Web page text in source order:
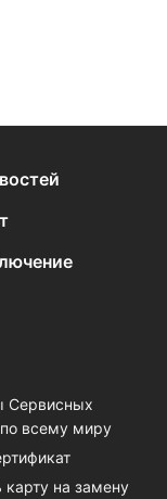
Сервисных
всему миру
карту на замену